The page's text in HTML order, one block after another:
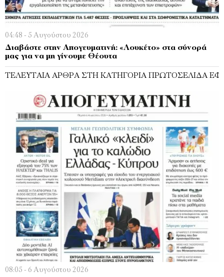
04:48 - 5 Αυγούστου 2026
Διαβάστε στην Απογευματινή: «Λουκέτο» στα σύνορά
μας για να μη γίνουμε Θέουτα
ΤΕΛΕΥΤΑΊΑ ΆΡΘΡΑ ΣΤΗ ΚΑΤΗΓΟΡΊΑ ΠΡΩΤΟΣΈΛΙΔΑ
08:05 - 6 Αυγούστου 2026